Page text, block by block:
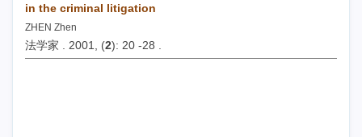
in the criminal litigation
ZHEN Zhen
法学家 . 2001, (2): 20 -28 .